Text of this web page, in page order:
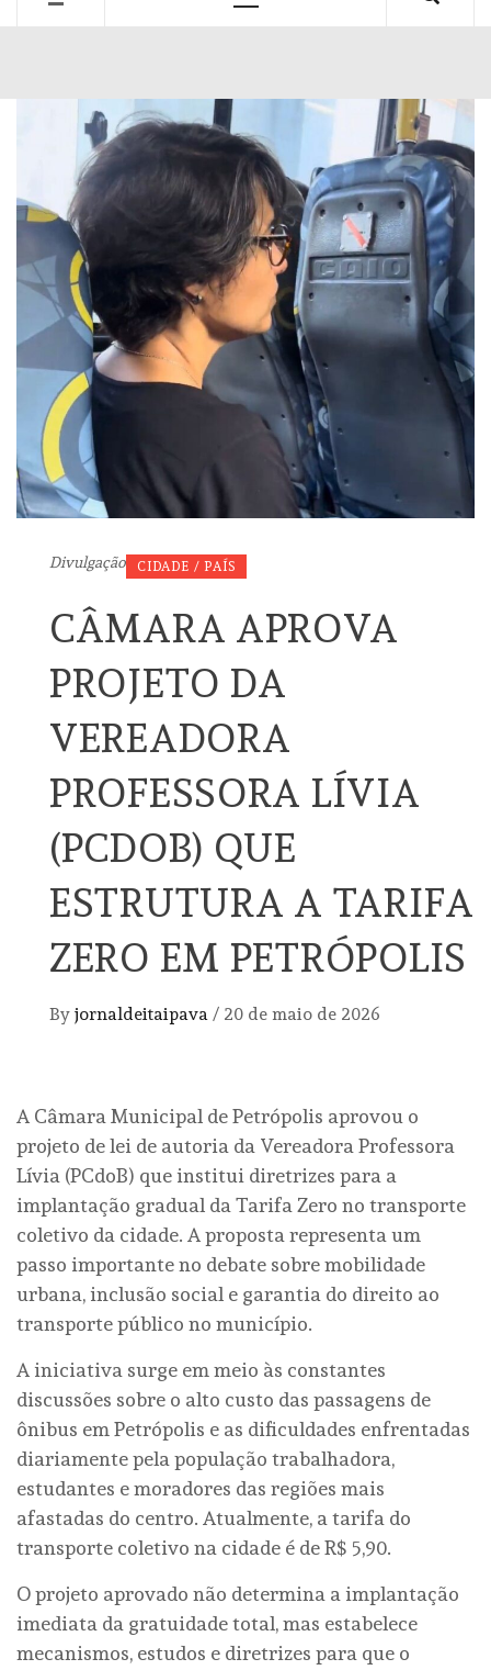
Divulgação CIDADE / PAÍS
CÂMARA APROVA
PROJETO DA
VEREADORA
PROFESSORA LÍVIA
(PCDOB) QUE
ESTRUTURA A TARIFA
ZERO EM PETRÓPOLIS
By jornaldeitaipava / 20 de maio de 2026
A Câmara Municipal de Petrópolis aprovou o
projeto de lei de autoria da Vereadora Professora
Lívia (PCdoB) que institui diretrizes para a
implantação gradual da Tarifa Zero no transporte
coletivo da cidade. A proposta representa um
passo importante no debate sobre mobilidade
urbana, inclusão social e garantia do direito ao
transporte público no município.
A iniciativa surge em meio às constantes
discussões sobre o alto custo das passagens de
ônibus em Petrópolis e as dificuldades enfrentadas
diariamente pela população trabalhadora,
estudantes e moradores das regiões mais
afastadas do centro. Atualmente, a tarifa do
transporte coletivo na cidade é de R$ 5,90.
O projeto aprovado não determina a implantação
imediata da gratuidade total, mas estabelece
mecanismos, estudos e diretrizes para que o